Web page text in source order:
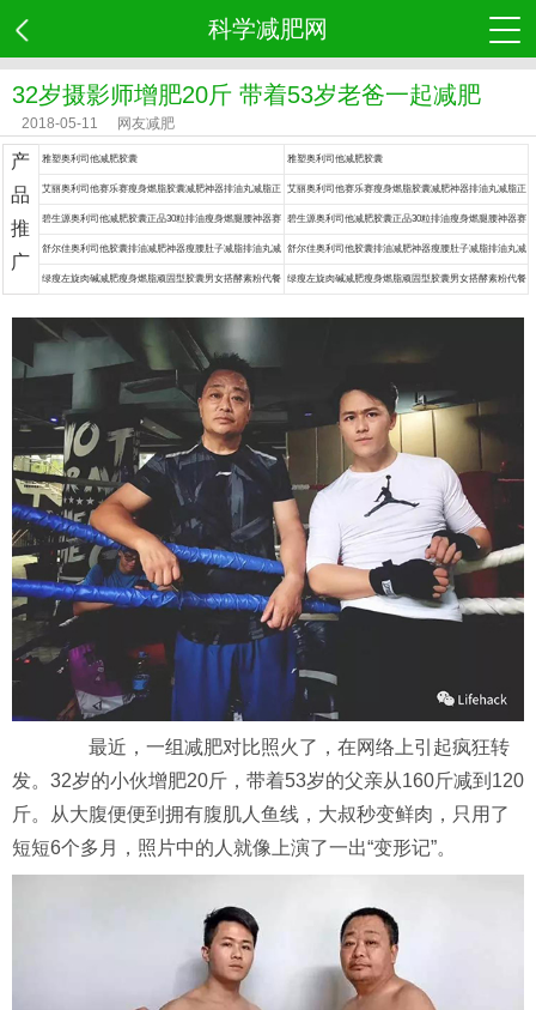
科学减肥网
32岁摄影师增肥20斤 带着53岁老爸一起减肥
2018-05-11 网友减肥
产
品
推
广
雅塑奥利司他减肥胶囊 雅塑奥利司他减肥胶囊
艾丽奥利司他赛乐赛瘦身燃脂胶囊减肥神器排油丸减脂正
品药
艾丽奥利司他赛乐赛瘦身燃脂胶囊减肥神器排油丸减脂正
品药
碧生源奥利司他减肥胶囊正品30粒排油瘦身燃腿腰神器赛
乐赛丸脂药
碧生源奥利司他减肥胶囊正品30粒排油瘦身燃腿腰神器赛
乐赛丸脂药
舒尔佳奥利司他胶囊排油减肥神器瘦腰肚子减脂排油丸减
肥药
舒尔佳奥利司他胶囊排油减肥神器瘦腰肚子减脂排油丸减
肥药
绿瘦左旋肉碱减肥瘦身燃脂顽固型胶囊男女搭酵素粉代餐 绿瘦左旋肉碱减肥瘦身燃脂顽固型胶囊男女搭酵素粉代餐
最近，一组减肥对比照火了，在网络上引起疯狂转
发。32岁的小伙增肥20斤，带着53岁的父亲从160斤减到120
斤。从大腹便便到拥有腹肌人鱼线，大叔秒变鲜肉，只用了
短短6个多月，照片中的人就像上演了一出“变形记”。